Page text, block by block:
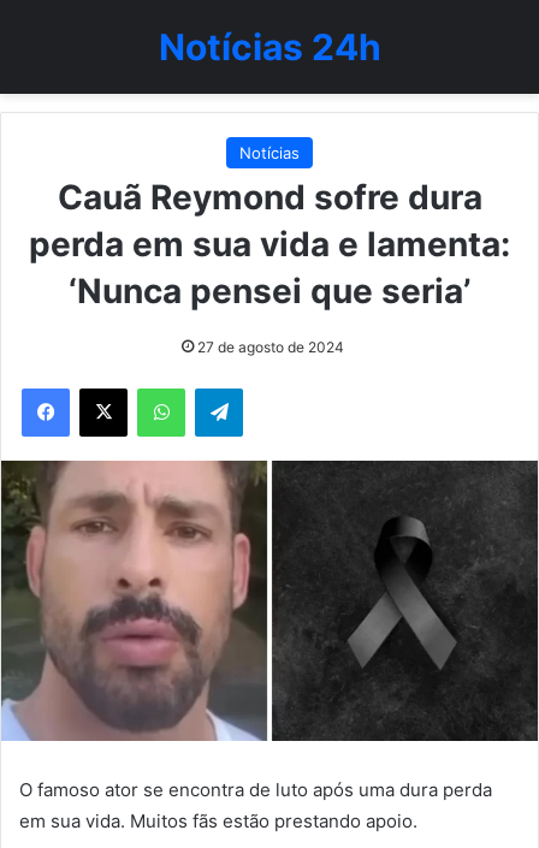
Notícias 24h
Notícias
Cauã Reymond sofre dura
perda em sua vida e lamenta:
‘Nunca pensei que seria’
27 de agosto de 2024
WhatsAppTelegram
O famoso ator se encontra de luto após uma dura perda
em sua vida. Muitos fãs estão prestando apoio.